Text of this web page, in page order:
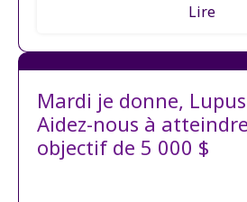
Lire
Mardi je donne,
Aidez-nous à
objectif de 5 000 $